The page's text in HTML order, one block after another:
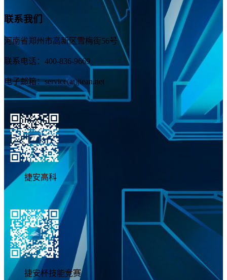
联系我们
河南省郑州市高新区雪梅街56号
联系电话：400-836-9669
电子邮箱：service(at)jiean.net
捷安高科
捷安杯技能竞赛